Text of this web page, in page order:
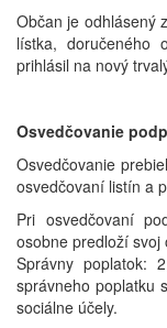
Občan je odhlásený
lístka, doručeného
prihlásil na nový
Osvedčovanie
Osvedčovanie
osvedčovaní listín a
Pri osvedčovaní
osobne predloží svoj
Správny poplatok:
správneho poplatku
sociálne účely.